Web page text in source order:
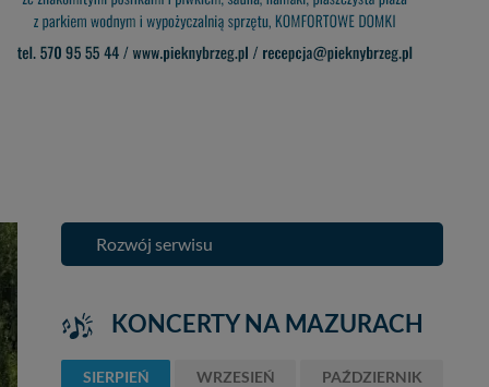
Rozwój serwisu
KONCERTY NA MAZURACH
SIERPIEŃ WRZESIEŃ PAŹDZIERNIK